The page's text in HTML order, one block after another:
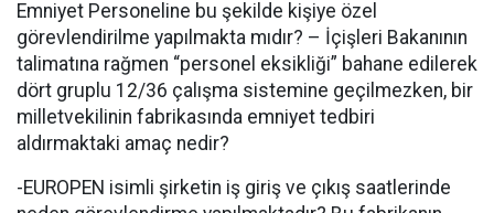
Emniyet Personeline bu şekilde kişiye özel
görevlendirilme yapılmakta mıdır? – İçişleri Bakanının
talimatına rağmen “personel eksikliği” bahane edilerek
dört gruplu 12/36 çalışma sistemine geçilmezken, bir
milletvekilinin fabrikasında emniyet tedbiri
aldırmaktaki amaç nedir?
-EUROPEN isimli şirketin iş giriş ve çıkış saatlerinde